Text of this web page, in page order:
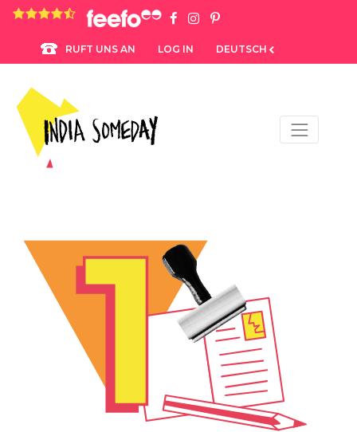
4.8 rating based on 1,234 ratings
RUFT UNS AN LOG IN DEUTSCH